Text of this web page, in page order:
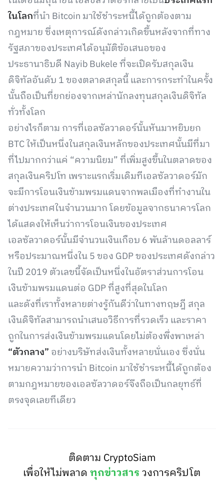
ในโลกที่นำ Bitcoin มาใช้ชำระหนี้ได้ถูกต้องตาม
กฎหมาย ซึ่งเหตุการณ์ดังกล่าวเกิดขึ้นหลังจากที่ทาง
รัฐสภาของประเทศได้อนุมัติข้อเสนอของ
ประธานาธิบดี Nayib Bukele ที่จะเปิดรับสกุลเงิน
ดิจิทัลอันดับ 1 ของตลาดสกุลนี้ และการกระทำในครั้ง
นั้นถือเป็นที่ยกย่องจากเหล่านักลงทุนสกุลเงินดิจิทัล
ทั่วทั้งโลก
อย่างไรก็ตาม การที่เอลซัลวาดอร์นั้นหันมาหยิบยก
BTC ให้เป็นหนึ่งในสกุลเงินหลักของประเทศนั้นมีที่มา
ที่ไปมากกว่าแค่ “ความนิยม” ที่เพิ่มสูงขึ้นในตลาดของ
สกุลเงินคริปโท เพราะแรกเริ่มเดิมทีเอลซัลวาดอร์มัก
จะมีการโอนเงินข้ามพรมแดนจากพลเมืองที่ทำงานใน
ต่างประเทศในจำนวนมาก โดยข้อมูลจากธนาคารโลก
ได้แสดงให้เห็นว่าการโอนเงินของประเทศ
เอลซัลวาดอร์นั้นมีจำนวนเงินเกือบ 6 พันล้านดอลลาร์
หรือประมาณหนึ่งใน 5 ของ GDP ของประเทศดังกล่าว
ในปี 2019 ตัวเลขนี้จัดเป็นหนึ่งในอัตราส่วนการโอน
เงินข้ามพรมแดนต่อ GDP ที่สูงที่สุดในโลก
และดังที่เราทั้งหลายต่างรู้กันดีว่าในทางทฤษฎี สกุล
เงินดิจิทัลสามารถนำเสนอวิธีการที่รวดเร็ว และราคา
ถูกในการส่งเงินข้ามพรมแดนโดยไม่ต้องพึ่งพาเหล่า
“ตัวกลาง” อย่างบริษัทส่งเงินทั้งหลายนั่นเอง ซึ่งนั่น
หมายความว่าการนำ Bitcoin มาใช้ชำระหนี้ได้ถูกต้อง
ตามกฎหมายของเอลซัลวาดอร์จึงถือเป็นกลยุทธ์ที่
ตรงจุดเลยทีเดียว
ติดตาม CryptoSiam
เพื่อให้ไม่พลาดทุกข่าวสารวงการคริปโต